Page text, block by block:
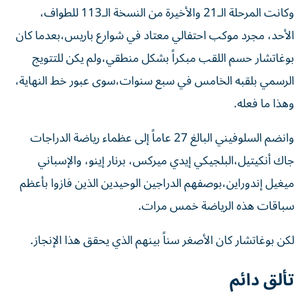
وكانت المرحلة الـ21 والأخيرة من النسخة الـ113 للطواف،
الأحد، مجرد موكب احتفالي معتاد في شوارع باريس،بعدما كان
بوغاتشار حسم اللقب مبكراً بشكل منطقي،ولم يكن للتتويج
الرسمي بلقبه الخامس في سبع سنوات،سوى عبور خط النهاية،
وهذا ما فعله.
وانضم السلوفيني البالغ 27 عاماً إلى عظماء رياضة الدراجات
جاك أنكيتيل،البلجيكي إيدي ميركس، برنار إينو، والإسباني
ميغيل إندوراين،بوصفهم الدراجين الوحيدين الذين فازوا بأعظم
سباقات هذه الرياضة خمس مرات.
لكن بوغاتشار كان الأصغر سناً بينهم الذي يحقق هذا الإنجاز.
تألق دائم